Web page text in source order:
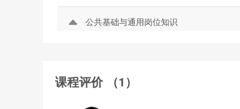
公共基础与通用岗位知识
课程评价 （1）